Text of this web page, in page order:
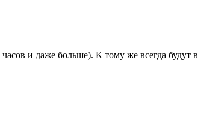
и даже больше). К тому же всегда будут